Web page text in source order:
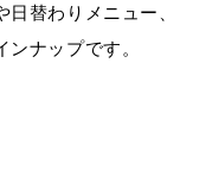
替わりメニュー、
ナップです。